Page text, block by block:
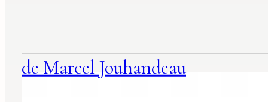
de Marcel Jouhandeau